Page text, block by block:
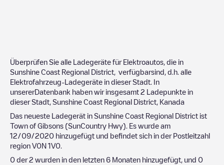
Überprüfen Sie alle Ladegeräte für Elektroautos, die in
Sunshine Coast Regional District , verfügbarsind, d.h. alle
Elektrofahrzeug-Ladegeräte in dieser Stadt. In
unsererDatenbank haben wir insgesamt 2 Ladepunkte in
dieser Stadt, Sunshine Coast Regional District Kanada
Das neueste Ladegerät in Sunshine Coast Regional District ist
Town of Gibsons (SunCountry Hwy) . Es wurde am
12/09/2020 hinzugefügt und befindet sich in der Postleitzahl
region V0N 1V0
0 der2 wurden in den letzten 6 Monaten hinzugefügt, und 0